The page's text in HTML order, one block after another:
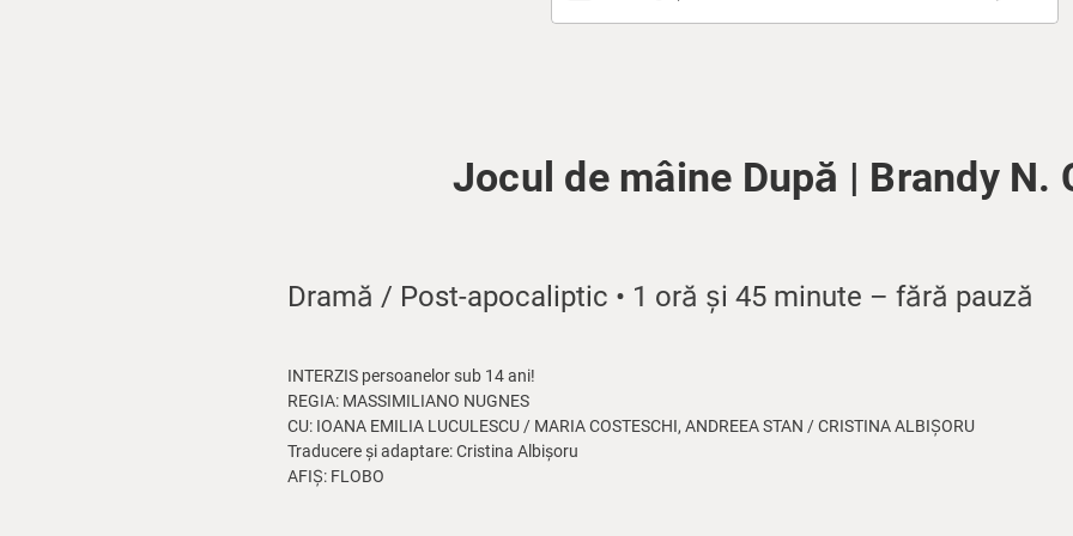
Jocul de mâine După | Brandy N.
Dramă / Post-apocaliptic • 1 oră și 45 minute – fără pauză
INTERZIS persoanelor sub 14 ani!
REGIA: MASSIMILIANO NUGNES
CU: IOANA EMILIA LUCULESCU / MARIA COSTESCHI, ANDREEA STAN / CRISTINA ALBIȘORU
Traducere și adaptare: Cristina Albișoru
AFIȘ: FLOBO